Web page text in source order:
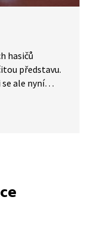
hasičů
představu.
ale nyní
podporu
noční